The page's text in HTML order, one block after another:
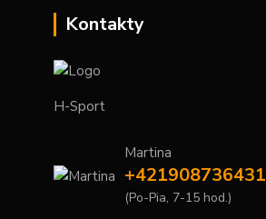
Kontakty
H-Sport
Martina
+421908736431
(Po-Pia, 7-15 hod.)